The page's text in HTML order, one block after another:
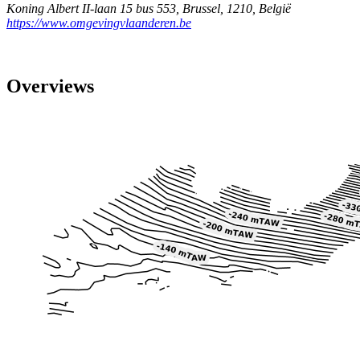
Koning Albert II-laan 15 bus 553 Brussel 1210 België
https://www.omgevingvlaanderen.be
Overviews